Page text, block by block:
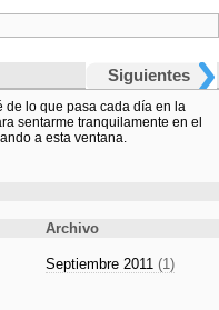
Siguientes
de lo que pasa cada día en la
sentarme tranquilamente en el
a esta ventana.
Archivo
Septiembre 2011 (1)